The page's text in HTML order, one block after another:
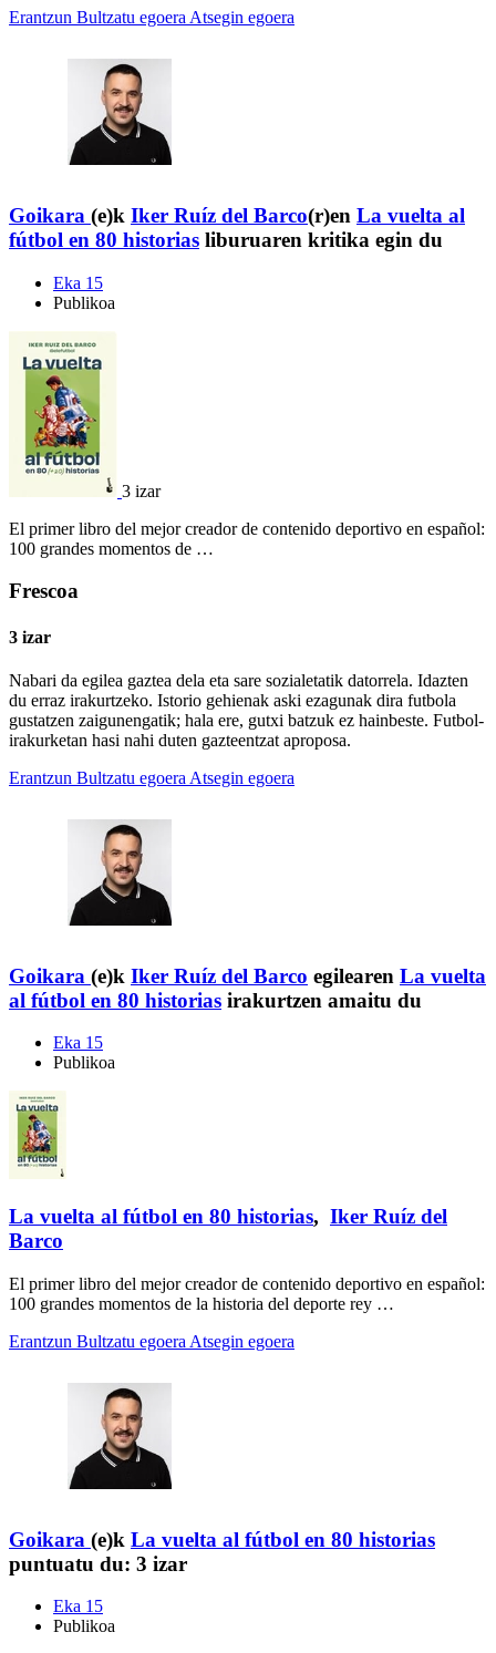
Erantzun Bultzatu egoera Atsegin egoera
Goikara (e)k Iker Ruíz del Barco(r)en La vuelta al
fútbol en 80 historias liburuaren kritika egin du
Eka 15
Publikoa
3 izar
El primer libro del mejor creador de contenido deportivo en español:
100 grandes momentos de …
Frescoa
3 izar
Nabari da egilea gaztea dela eta sare sozialetatik datorrela. Idazten
du erraz irakurtzeko. Istorio gehienak aski ezagunak dira futbola
gustatzen zaigunengatik; hala ere, gutxi batzuk ez hainbeste. Futbol-
irakurketan hasi nahi duten gazteentzat aproposa.
Erantzun Bultzatu egoera Atsegin egoera
Goikara (e)k Iker Ruíz del Barco egilearen La vuelta
al fútbol en 80 historias irakurtzen amaitu du
Eka 15
Publikoa
La vuelta al fútbol en 80 historias, Iker Ruíz del
Barco
El primer libro del mejor creador de contenido deportivo en español:
100 grandes momentos de la historia del deporte rey …
Erantzun Bultzatu egoera Atsegin egoera
Goikara (e)k La vuelta al fútbol en 80 historias
puntuatu du: 3 izar
Eka 15
Publikoa